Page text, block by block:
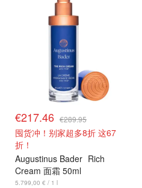
€217.46 €289.95
囤货冲！别家超多8折 这67
折！
Augustinus Bader Rich
Cream 面霜 50ml
5.799,00 € / 1 l